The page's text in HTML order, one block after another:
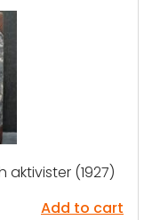
aktivister (1927)
Add to cart